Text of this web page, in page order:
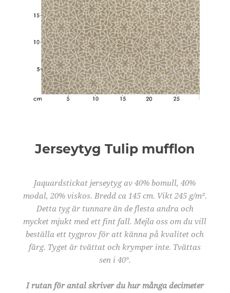
Jerseytyg Tulip mufflon
Jaquardstickat jerseytyg av 40% bomull, 40%
modal, 20% viskos. Bredd ca 145 cm. Vikt 245 g/m².
Detta tyg är tunnare än de flesta andra och
mycket mjukt med ett fint fall. Mejla oss om du vill
beställa ett tygprov för att känna på kvalitet och
färg. Tyget är tvättat och krymper inte. Tvättas
sen i 40°.
I rutan för antal skriver du hur många decimeter